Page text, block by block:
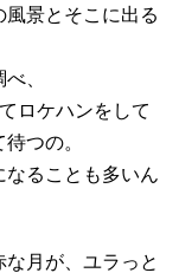
景とそこに出る
、
ロケハンをして
つの。
なることも多いん
月が、ユラっと